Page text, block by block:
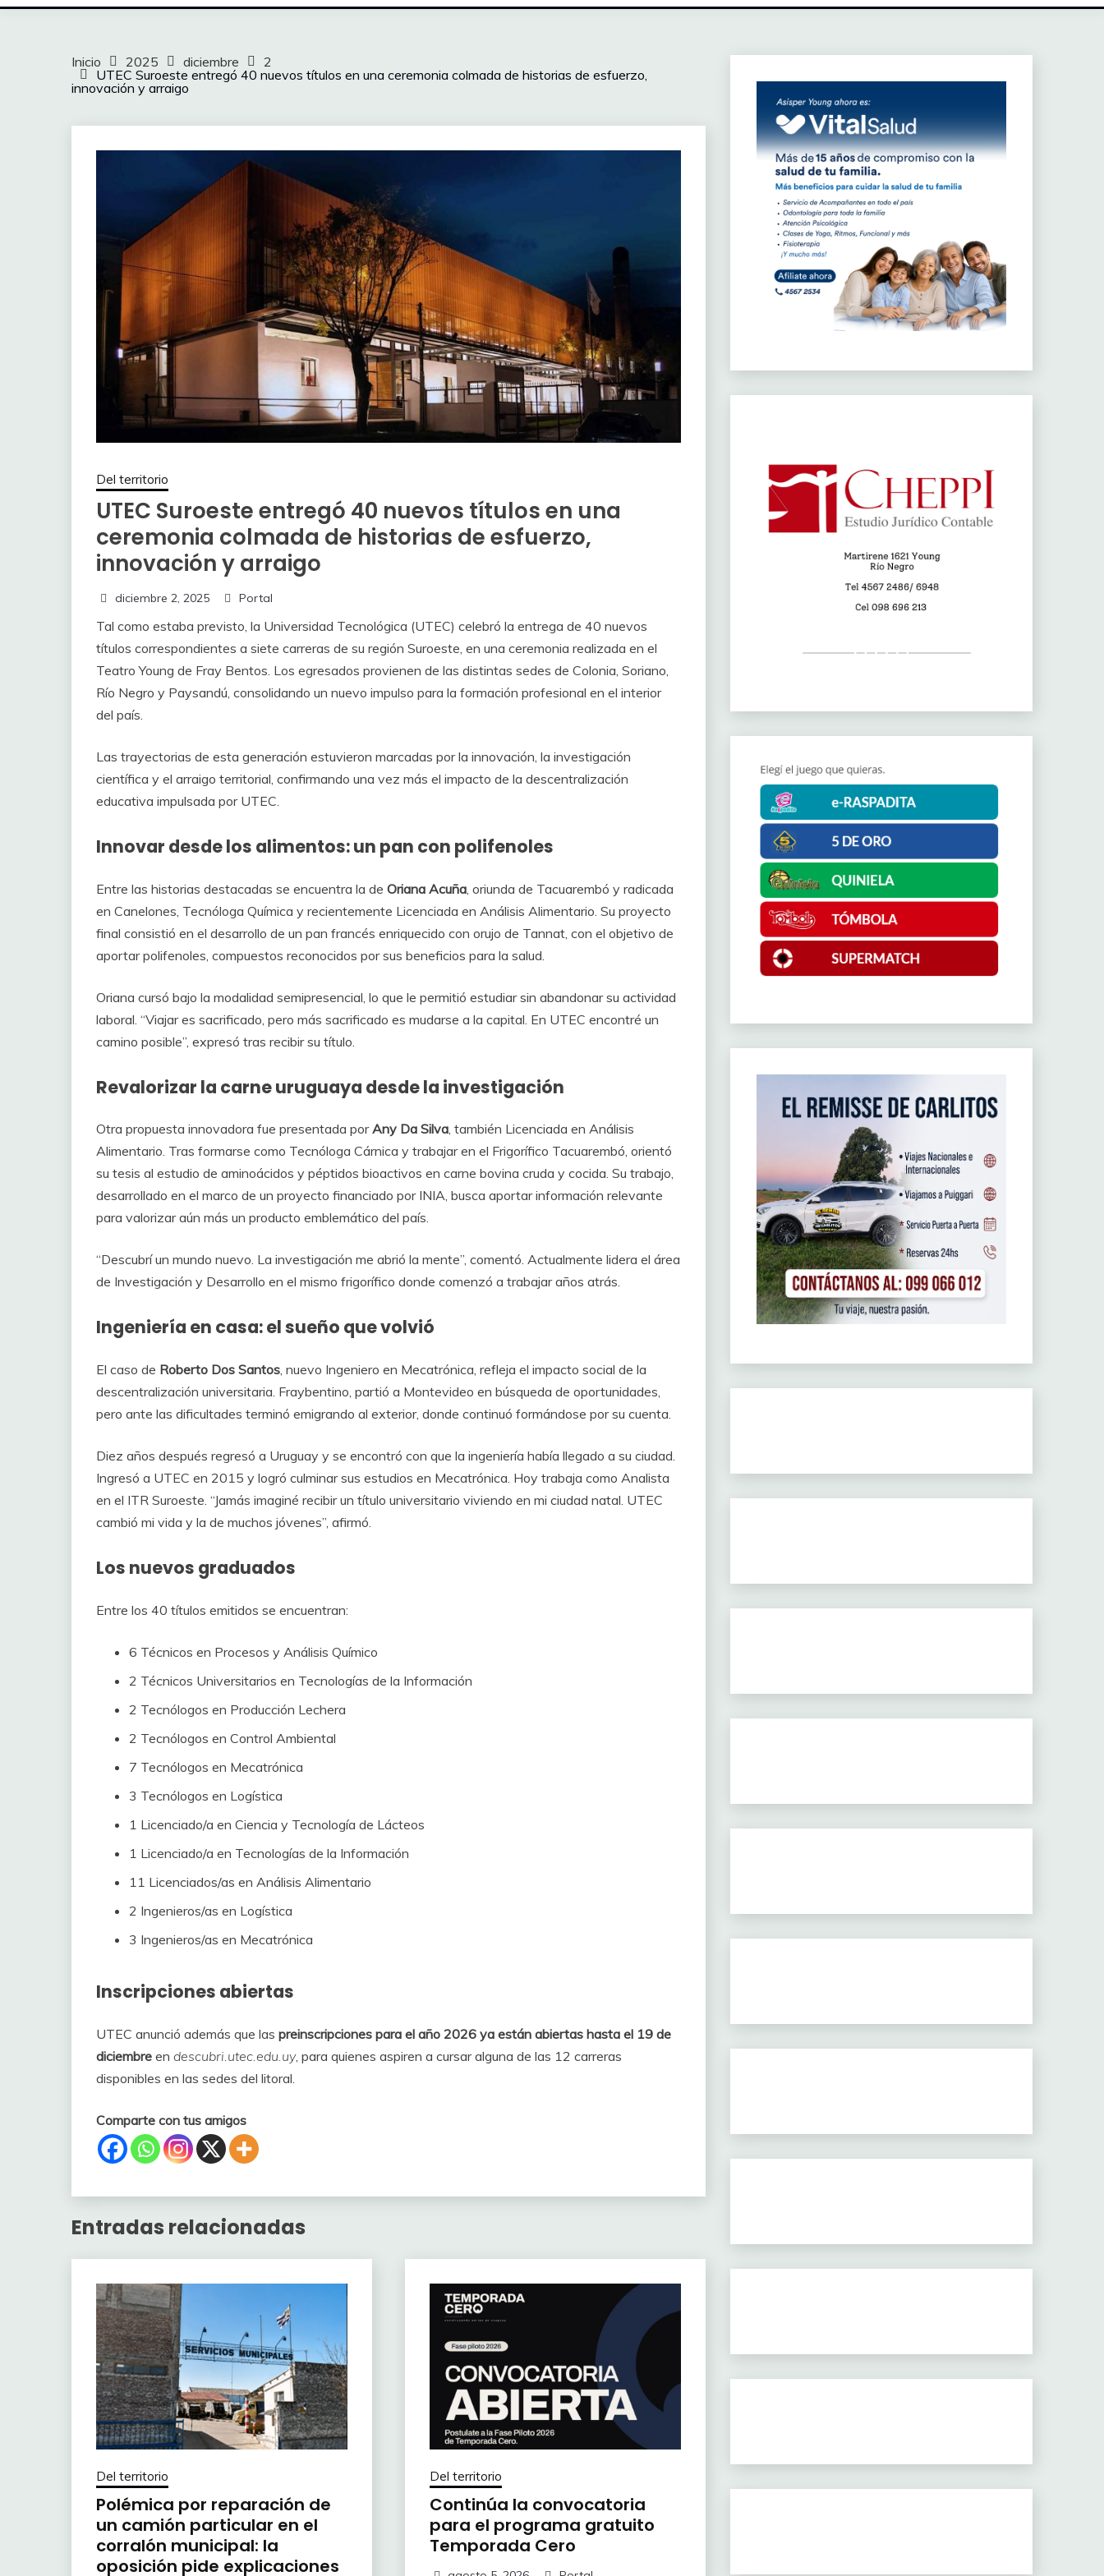
Inicio 2025 diciembre
2
UTEC Suroeste entregó 40 nuevos títulos en una ceremonia colmada de historias de esfuerzo,
innovación y arraigo
Del territorio
UTEC Suroeste entregó 40 nuevos títulos en una
ceremonia colmada de historias de esfuerzo,
innovación y arraigo
diciembre 2, 2025 Portal
Tal como estaba previsto, la Universidad Tecnológica (UTEC) celebró la entrega de 40 nuevos
títulos correspondientes a siete carreras de su región Suroeste, en una ceremonia realizada en el
Teatro Young de Fray Bentos. Los egresados provienen de las distintas sedes de Colonia, Soriano,
Río Negro y Paysandú, consolidando un nuevo impulso para la formación profesional en el interior
del país.
Las trayectorias de esta generación estuvieron marcadas por la innovación, la investigación
científica y el arraigo territorial, confirmando una vez más el impacto de la descentralización
educativa impulsada por UTEC.
Innovar desde los alimentos: un pan con polifenoles
Entre las historias destacadas se encuentra la de Oriana Acuña , oriunda de Tacuarembó y radicada
en Canelones, Tecnóloga Química y recientemente Licenciada en Análisis Alimentario. Su proyecto
final consistió en el desarrollo de un pan francés enriquecido con orujo de Tannat, con el objetivo de
aportar polifenoles, compuestos reconocidos por sus beneficios para la salud.
Oriana cursó bajo la modalidad semipresencial, lo que le permitió estudiar sin abandonar su actividad
laboral. “Viajar es sacrificado, pero más sacrificado es mudarse a la capital. En UTEC encontré un
camino posible”, expresó tras recibir su título.
Revalorizar la carne uruguaya desde la investigación
Otra propuesta innovadora fue presentada porAny Da Silva, también Licenciada en Análisis
Alimentario. Tras formarse como Tecnóloga Cárnica y trabajar en el Frigorífico Tacuarembó, orientó
su tesis al estudio de aminoácidos y péptidos bioactivos en carne bovina cruda y cocida. Su trabajo,
desarrollado en el marco de un proyecto financiado por INIA, busca aportar información relevante
para valorizar aún más un producto emblemático del país.
“Descubrí un mundo nuevo. La investigación me abrió la mente”, comentó. Actualmente lidera el área
de Investigación y Desarrollo en el mismo frigorífico donde comenzó a trabajar años atrás.
Ingeniería en casa: el sueño que volvió
El caso de Roberto Dos Santos, nuevo Ingeniero en Mecatrónica, refleja el impacto social de la
descentralización universitaria. Fraybentino, partió a Montevideo en búsqueda de oportunidades,
pero ante las dificultades terminó emigrando al exterior, donde continuó formándose por su cuenta.
Diez años después regresó a Uruguay y se encontró con que la ingeniería había llegado a su ciudad.
Ingresó a UTEC en 2015 y logró culminar sus estudios en Mecatrónica. Hoy trabaja como Analista
en el ITR Suroeste. “Jamás imaginé recibir un título universitario viviendo en mi ciudad natal. UTEC
cambió mi vida y la de muchos jóvenes”, afirmó.
Los nuevos graduados
Entre los 40 títulos emitidos se encuentran:
6 Técnicos en Procesos y Análisis Químico
2 Técnicos Universitarios en Tecnologías de la Información
2 Tecnólogos en Producción Lechera
2 Tecnólogos en Control Ambiental
7 Tecnólogos en Mecatrónica
3 Tecnólogos en Logística
1 Licenciado/a en Ciencia y Tecnología de Lácteos
1 Licenciado/a en Tecnologías de la Información
11 Licenciados/as en Análisis Alimentario
2 Ingenieros/as en Logística
3 Ingenieros/as en Mecatrónica
Inscripciones abiertas
UTEC anunció además que las preinscripciones para el año 2026 ya están abiertas hasta el 19 de
diciembre en descubri.utec.edu.uy, para quienes aspiren a cursar alguna de las 12 carreras
disponibles en las sedes del litoral.
Comparte con tus amigos
Entradas relacionadas
Del territorio
Polémica por reparación de
un camión particular en el
corralón municipal: la
oposición pide explicaciones
Del territorio
Continúa la convocatoria
para el programa gratuito
Temporada Cero